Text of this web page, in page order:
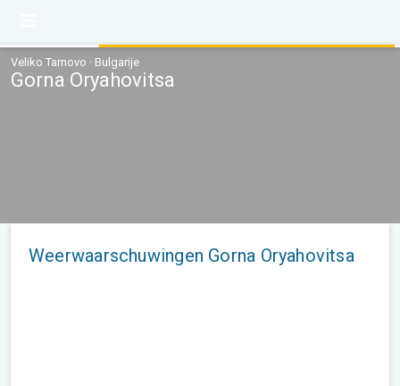
Veliko Tarnovo · Bulgarije
Gorna Oryahovitsa
Weerwaarschuwingen Gorna Oryahovitsa